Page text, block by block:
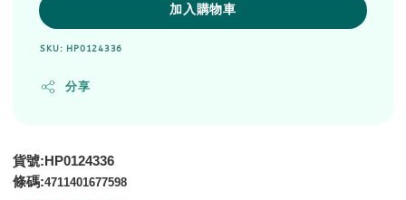
加入購物車
SKU: HP0124336
分享
貨號:HP0124336
條碼:4711401677598